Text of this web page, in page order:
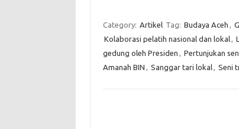
Category: Artikel Tag: Budaya Aceh
Kolaborasi pelatih nasional dan lokal
gedung oleh Presiden
Pertunjukan
Amanah BIN
Sanggar tari lokal Seni